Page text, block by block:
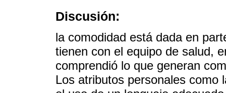
Discusión:
la comodidad está dada en
tienen con el equipo de salud,
comprendió lo que generan
Los atributos personales como